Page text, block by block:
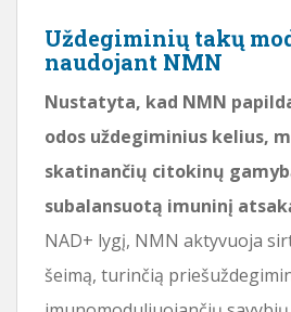
Uždegiminių takų
naudojant NMN
Nustatyta, kad NMN
odos uždegiminius kelius,
skatinančių citokinų
subalansuotą imuninį
NAD+ lygį, NMN aktyvuoja
šeimą, turinčią